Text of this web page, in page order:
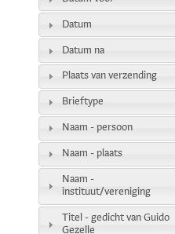
Datum
Datum na
Plaats van verzending
Brieftype
Naam - persoon
Naam - plaats
Naam -
instituut/vereniging
Titel - gedicht van Guido
Gezelle